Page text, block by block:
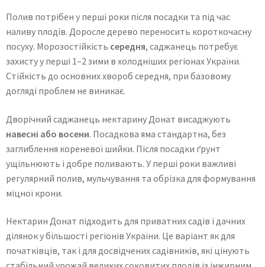
Полив потрібен у перші роки після посадки та під час
наливу плодів. Доросле дерево переносить короткочасну
посуху. Морозостійкість середня, саджанець потребує
захисту у перші 1–2 зими в холодніших регіонах України.
Стійкість до основних хвороб середня, при базовому
догляді проблем не виникає.
Дворічний саджанець нектарину Донат висаджують
навесні або восени. Посадкова яма стандартна, без
заглиблення кореневої шийки. Після посадки ґрунт
ущільнюють і добре поливають. У перші роки важливі
регулярний полив, мульчування та обрізка для формування
міцної крони.
Нектарин Донат підходить для приватних садів і дачних
ділянок у більшості регіонів України. Це варіант як для
початківців, так і для досвідчених садівників, які цінують